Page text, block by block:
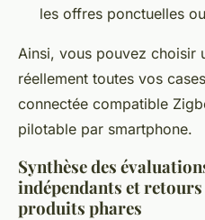
les offres ponctuelles
Ainsi, vous pouvez choisir
réellement toutes vos
connectée compatible
pilotable par smartphone.
Synthèse des
indépendants et retours
produits phares